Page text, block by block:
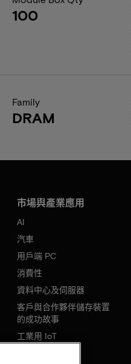
100
Family
DRAM
市場與產業應用
AI
汽車
用戶端 PC
消費性
資料中心及伺服器
客戶與合作夥伴儲存裝置
的成功故事
工業用 IoT